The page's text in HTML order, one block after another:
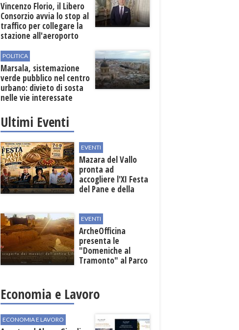
Vincenzo Florio, il Libero
Consorzio avvia lo stop al
traffico per collegare la
stazione all'aeroporto
POLITICA
Marsala, sistemazione
verde pubblico nel centro
urbano: divieto di sosta
nelle vie interessate
Ultimi Eventi
EVENTI
Mazara del Vallo
pronta ad
accogliere l'XI Festa
del Pane e della
EVENTI
ArcheOfficina
presenta le
"Domeniche al
Tramonto" al Parco
Economia e Lavoro
ECONOMIA E LAVORO